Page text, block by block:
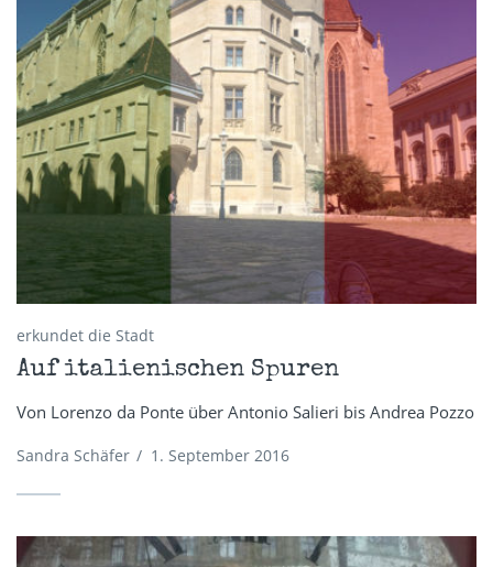
erkundet die Stadt
Auf italienischen Spuren
Von Lorenzo da Ponte über Antonio Salieri bis Andrea Pozzo
Sandra Schäfer / 1. September 2016